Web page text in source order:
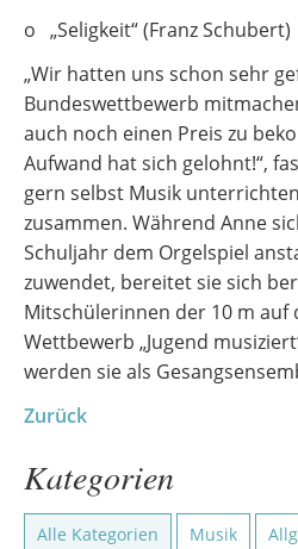
o „Seligkeit“ (Franz Schubert)
„Wir hatten uns schon sehr
Bundeswettbewerb
auch noch einen Preis zu
Aufwand hat sich gelohnt!“,
gern selbst Musik
zusammen. Während Anne
Schuljahr dem Orgelspiel
zuwendet, bereitet sie sich
Mitschülerinnen der 10 m auf
Wettbewerb „Jugend
werden sie als
Zurück
Kategorien
Alle Kategorien Musik